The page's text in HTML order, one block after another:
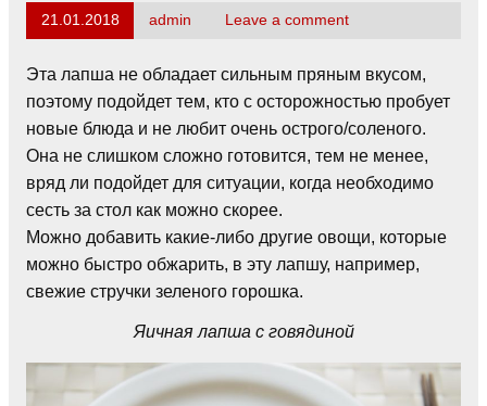
21.01.2018 admin Leave a comment
Эта лапша не обладает сильным пряным вкусом,
поэтому подойдет тем, кто с осторожностью пробует
новые блюда и не любит очень острого/соленого.
Она не слишком сложно готовится, тем не менее,
вряд ли подойдет для ситуации, когда необходимо
сесть за стол как можно скорее.
Можно добавить какие-либо другие овощи, которые
можно быстро обжарить, в эту лапшу, например,
свежие стручки зеленого горошка.
Яичная лапша с говядиной